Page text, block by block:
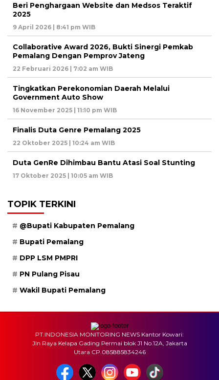
Beri Penghargaan Website dan Medsos Teraktif
2025
9 April 2026 | 8:41 pm WIB
Collaborative Award 2026, Bukti Sinergi Pemkab
Pemalang Dengan Pemprov Jateng
22 Februari 2026 | 7:02 am WIB
Tingkatkan Perekonomian Daerah Melalui
Government Auto Show
16 November 2025 | 11:10 pm WIB
Finalis Duta Genre Pemalang 2025
22 Oktober 2025 | 10:24 am WIB
Duta GenRe Dihimbau Bantu Atasi Soal Stunting
17 Oktober 2025 | 10:05 am WIB
TOPIK TERKINI
@Bupati Kabupaten Pemalang
Bupati Pemalang
DPP LSM PMPRI
PN Pulang Pisau
Wakil Bupati Pemalang
PT.INDONESIA MONITORING NEWS Kantor Kowari:
Jln Raya Kelapa Gading Permai blok J1 No.12A, Jakarta
Utara CP.085885834246